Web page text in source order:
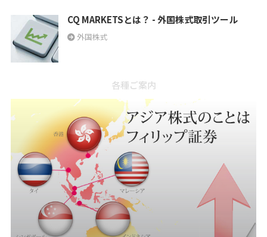
CQ MARKETSとは？ - 外国株式取引ツール
外国株式
各種ご案内